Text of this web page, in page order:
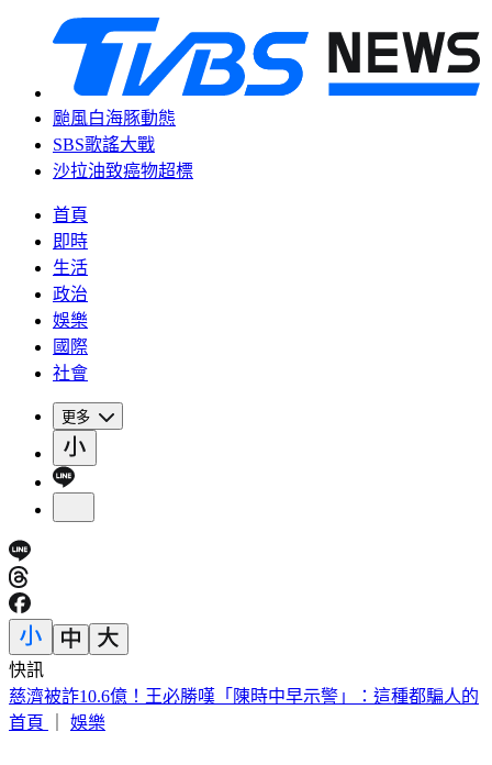
颱風白海豚動態
SBS歌謠大戰
沙拉油致癌物超標
首頁
即時
生活
政治
娛樂
國際
社會
更多
快訊
快訊／台中神岡死亡車禍 婦人遭大貨車撞飛魂斷路口
首頁
娛樂